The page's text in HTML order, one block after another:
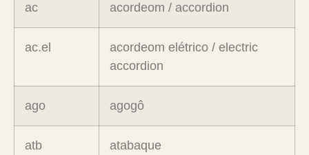
ac acordeom / accordion
ac.el
acordeom elétrico / electric
accordion
ago agogô
atb atabaque